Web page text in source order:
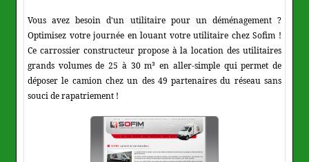
Vous avez besoin d'un utilitaire pour un déménagement ?
Optimisez votre journée en louant votre utilitaire chez Sofim !
Ce carrossier constructeur propose à la location des utilitaires
grands volumes de 25 à 30 m³ en aller-simple qui permet de
déposer le camion chez un des 49 partenaires du réseau sans
souci de rapatriement !